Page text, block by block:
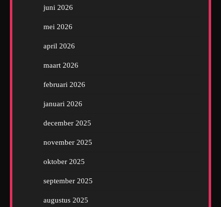
juni 2026
mei 2026
april 2026
maart 2026
februari 2026
januari 2026
december 2025
november 2025
oktober 2025
september 2025
augustus 2025